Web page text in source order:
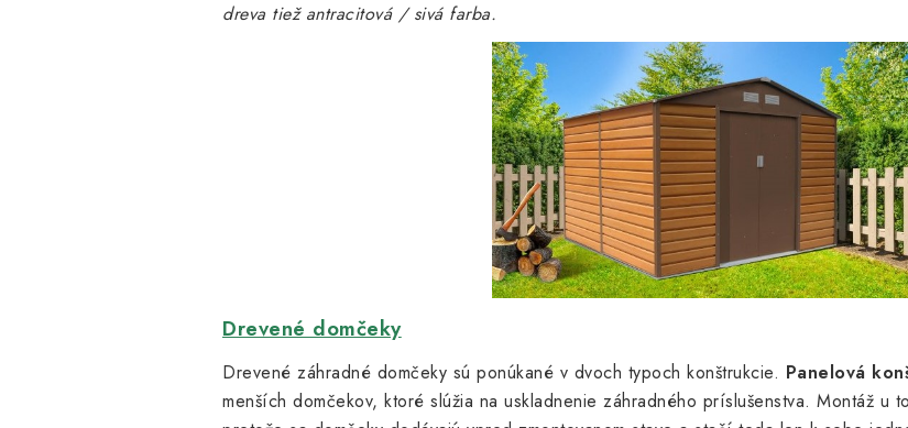
dreva tiež antracitová / sivá farba.
Drevené domčeky
Drevené záhradné domčeky sú ponúkané v dvoch typoch konštrukcie. Panelová
menších domčekov, ktoré slúžia na uskladnenie záhradného príslušenstva. Montáž u